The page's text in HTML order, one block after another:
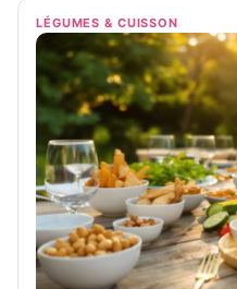
LÉGUMES & CUISSON